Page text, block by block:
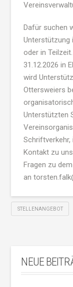
Dafür suchen
Unterstützung
oder in
31.12.2026 in
wird
Ottersweiers
Unterstützten
Kontakt zu
Fragen zu
an
STELLENANGEBOT
NEUE